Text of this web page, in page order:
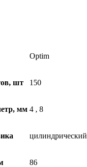
Optim
шт 150
мм 4 , 8
цилиндрический
86